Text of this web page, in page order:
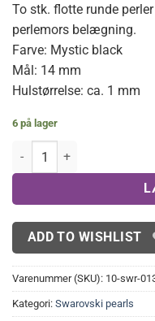
To stk. flotte runde
perlemors belægning.
Farve: Mystic black
Mål: 14 mm
Hulstørrelse: ca. 1 mm
6 på lager
Swarovski perler, mystic
ADD TO WISHLIST
Varenummer (SKU): 10-swr-
Kategori: Swarovski pearls